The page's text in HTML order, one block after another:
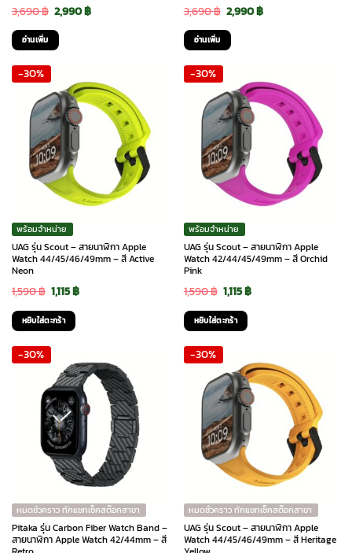
3,690฿ Original
price
was:
2,990฿Current
อ่านเพิ่ม
3,690฿ Original
price
was:
2,990฿Current
อ่านเพิ่ม
-30%
พร้อมจำหน่าย
UAG รุ่น Scout – สายนาฬิกา Apple
Watch 44/45/46/49mm – สี Active
Neon
1,590฿ Original
price
was:
1,590 ฿.
1,115฿Current
หยิบใส่ตะกร้า
-30%
พร้อมจำหน่าย
UAG รุ่น Scout – สายนาฬิกา Apple
Watch 42/44/45/49mm – สี Orchid
Pink
1,590฿ Original
price
was:
1,590 ฿.
1,115฿Current
หยิบใส่ตะกร้า
-30%
หมดชั่วคราว ทักแชทเช็คสต๊อกสาขา
Pitaka รุ่น Carbon Fiber Watch Band –
สายนาฬิกา Apple Watch 42/44mm – สี
-30%
หมดชั่วคราว ทักแชทเช็คสต๊อกสาขา
UAG รุ่น Scout – สายนาฬิกา Apple
Watch 44/45/46/49mm – สี Heritage